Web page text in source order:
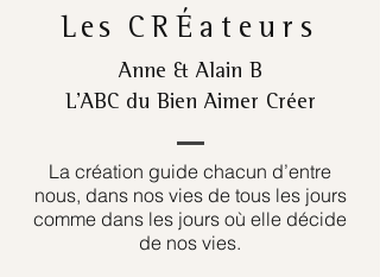
Les CRÉateurs
Anne & Alain B
L’ABC du Bien Aimer Créer
La création guide chacun d’entre
nous, dans nos vies de tous les jours
comme dans les jours où elle décide
de nos vies.